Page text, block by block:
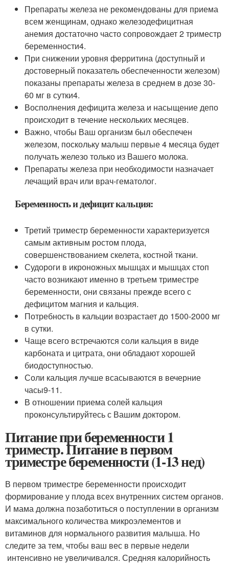
Препараты железа не рекомендованы для приема
всем женщинам, однако железодефицитная
анемия достаточно часто сопровождает 2 триместр
беременности4.
При снижении уровня ферритина (доступный и
достоверный показатель обеспеченности железом)
показаны препараты железа в среднем в дозе 30-
60 мг в сутки4.
Восполнения дефицита железа и насыщение депо
происходит в течение нескольких месяцев.
Важно, чтобы Ваш организм был обеспечен
железом, поскольку малыш первые 4 месяца будет
получать железо только из Вашего молока.
Препараты железа при необходимости назначает
лечащий врач или врач-гематолог.
Беременность и дефицит кальция:
Третий триместр беременности характеризуется
самым активным ростом плода,
совершенствованием скелета, костной ткани.
Судороги в икроножных мышцах и мышцах стоп
часто возникают именно в третьем триместре
беременности, они связаны прежде всего с
дефицитом магния и кальция.
Потребность в кальции возрастает до 1500-2000 мг
в сутки.
Чаще всего встречаются соли кальция в виде
карбоната и цитрата, они обладают хорошей
биодоступностью.
Соли кальция лучше всасываются в вечерние
часы9-11.
В отношении приема солей кальция
проконсультируйтесь с Вашим доктором.
Питание при беременности 1
триместр. Питание в первом
триместре беременности (1-13 нед)
В первом триместре беременности происходит
формирование у плода всех внутренних систем органов.
И мама должна позаботиться о поступлении в организм
максимального количества микроэлементов и
витаминов для нормального развития малыша. Но
следите за тем, чтобы ваш вес в первые недели
интенсивно не увеличивался. Средняя калорийность